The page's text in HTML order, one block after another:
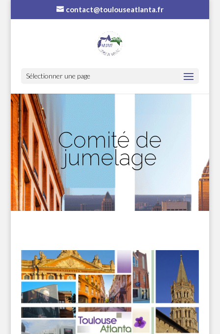
contact@toulouseatlanta.fr
Sélectionner une page
Comité de
jumelage